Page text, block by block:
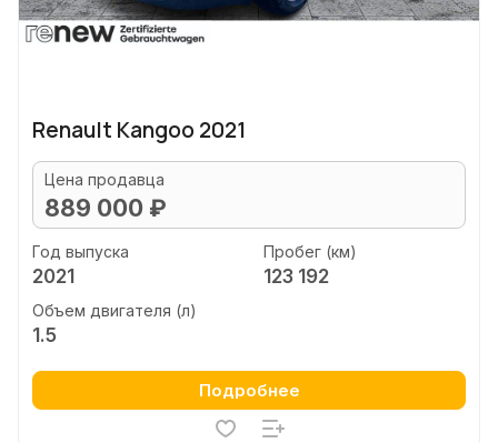
Renault Kangoo 2021
Цена продавца
889 000 ₽
Год выпуска
2021
Пробег (км)
123 192
Объем двигателя (л)
1.5
Подробнее